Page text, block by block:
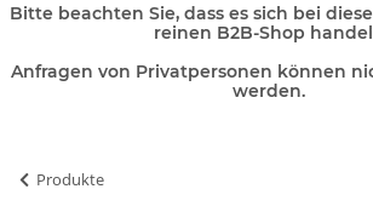
Bitte beachten Sie, dass es sich bei
reinen B2B-Shop
Anfragen von Privatpersonen können
werden.
Produkte